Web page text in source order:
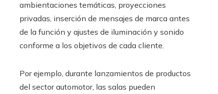
ambientaciones temáticas, proyecciones
privadas, inserción de mensajes de marca antes
de la función y ajustes de iluminación y sonido
conforme a los objetivos de cada cliente.
Por ejemplo, durante lanzamientos de productos
del sector automotor, las salas pueden